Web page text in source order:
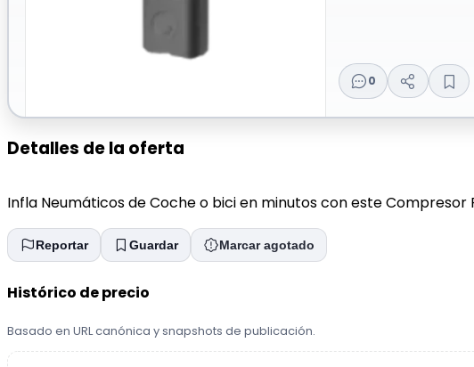
0
Detalles de la oferta
Infla Neumáticos de Coche o bici en minutos con este
Reportar Guardar Marcar agotado
Histórico de precio
Basado en URL canónica y snapshots de publicación.